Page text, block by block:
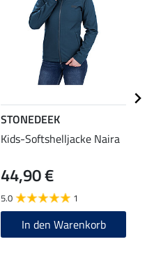
STONEDEEK
Kids-Softshelljacke Naira
44,90 €
5.0 1
In den Warenkorb